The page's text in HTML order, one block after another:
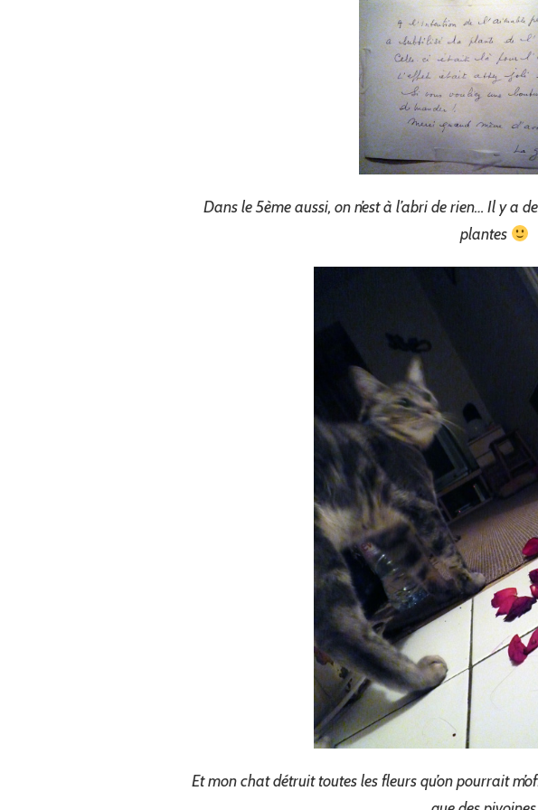
Dans le 5ème aussi, on n’est à l’abri de rien… Il y a
plantes
Et mon chat détruit toutes les fleurs qu’on pourrait